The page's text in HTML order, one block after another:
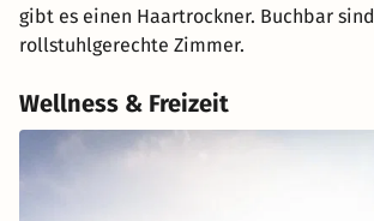
gibt es einen Haartrockner. Buchbar sind
rollstuhlgerechte Zimmer.
Wellness & Freizeit